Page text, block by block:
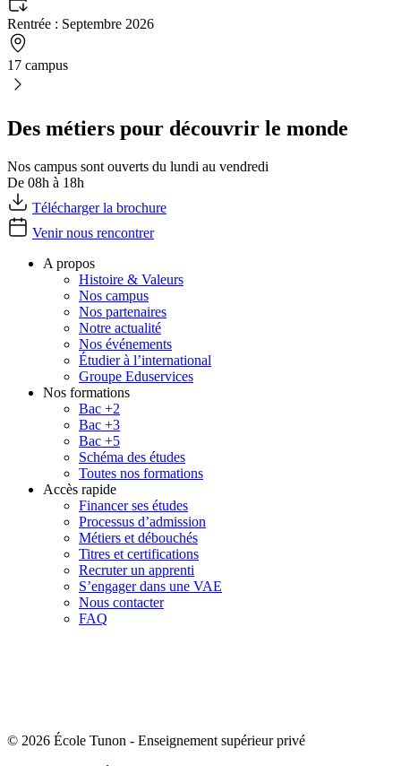
Rentrée : Septembre 2026
17 campus
Des métiers pour découvrir le monde
Nos campus sont ouverts du lundi au vendredi
De 08h à 18h
Télécharger la brochure
Venir nous rencontrer
A propos
Histoire & Valeurs
Nos campus
Nos partenaires
Notre actualité
Nos événements
Étudier à l’international
Groupe Eduservices
Nos formations
Bac +2
Bac +3
Bac +5
Schéma des études
Toutes nos formations
Accès rapide
Financer ses études
Processus d’admission
Métiers et débouchés
Titres et certifications
Recruter un apprenti
S’engager dans une VAE
Nous contacter
FAQ
© 2026 École Tunon - Enseignement supérieur privé